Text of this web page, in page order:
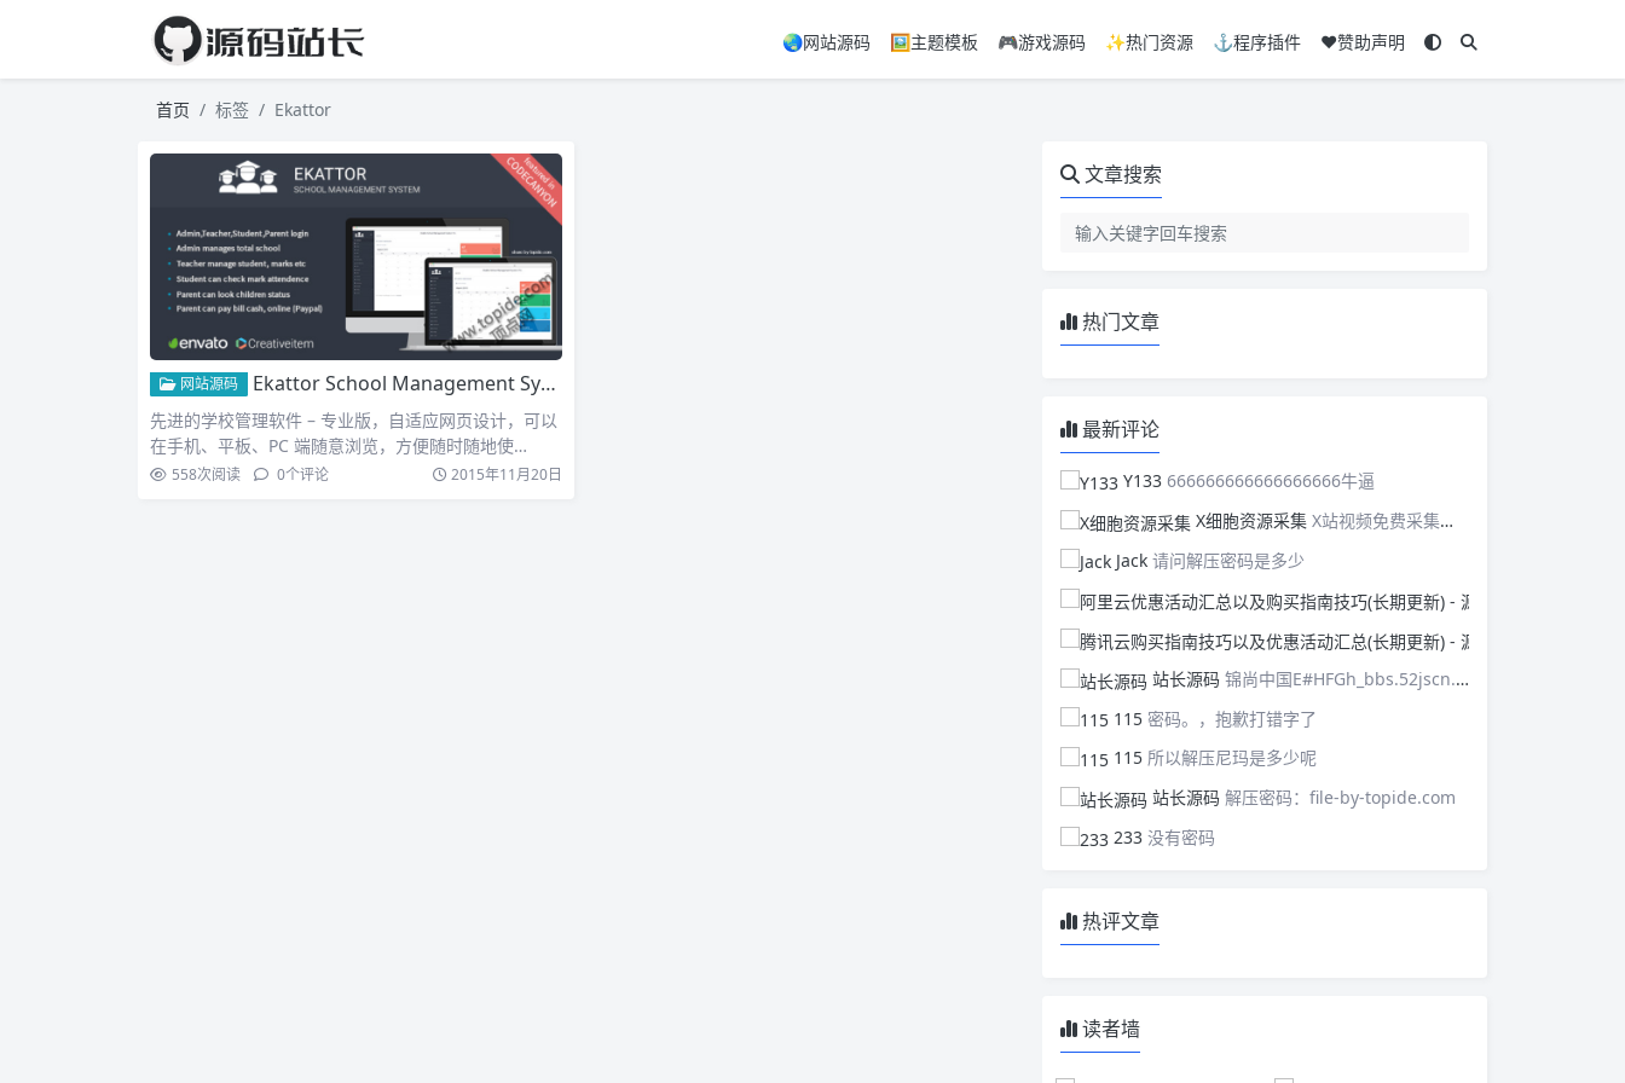
🌏网站源码 🖼️主题模板 🎮游戏源码 ✨热门资源 ⚓程序插件 ❤️赞助声明
首页 标签 Ekattor
网站源码 Ekattor School Management System Pro V3.4 – 学校管理系统
先进的学校管理软件 – 专业版，自适应网页设计，可以
在手机、平板、PC 端随意浏览，方便随时随地使…
558次阅读 0个评论 2015年11月20日
文章搜索
热门文章
最新评论
Y133 666666666666666666牛逼
X细胞资源采集 X站视频免费采集，可以适配此CMS，含免费模板。有需要的站长可以看看xxibaozyw.com
Jack 请问解压密码是多少
站长源码 锦尚中国E#HFGh_bbs.52jscn.comEYzhibo8
115 密码。，抱歉打错字了
115 所以解压尼玛是多少呢
站长源码 解压密码：file-by-topide.com
233 没有密码
热评文章
读者墙